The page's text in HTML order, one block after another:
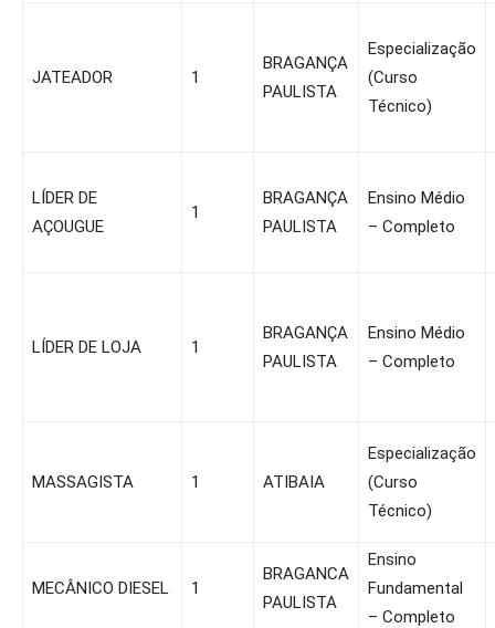
JATEADOR 1
BRAGANÇA
PAULISTA
Especialização
(Curso
Técnico)
LÍDER DE
AÇOUGUE
1
BRAGANÇA
PAULISTA
Ensino Médio
– Completo
LÍDER DE LOJA 1
BRAGANÇA
PAULISTA
Ensino Médio
– Completo
MASSAGISTA 1 ATIBAIA
Especialização
(Curso
Técnico)
MECÂNICO DIESEL 1
BRAGANCA
PAULISTA
Ensino
Fundamental
– Completo